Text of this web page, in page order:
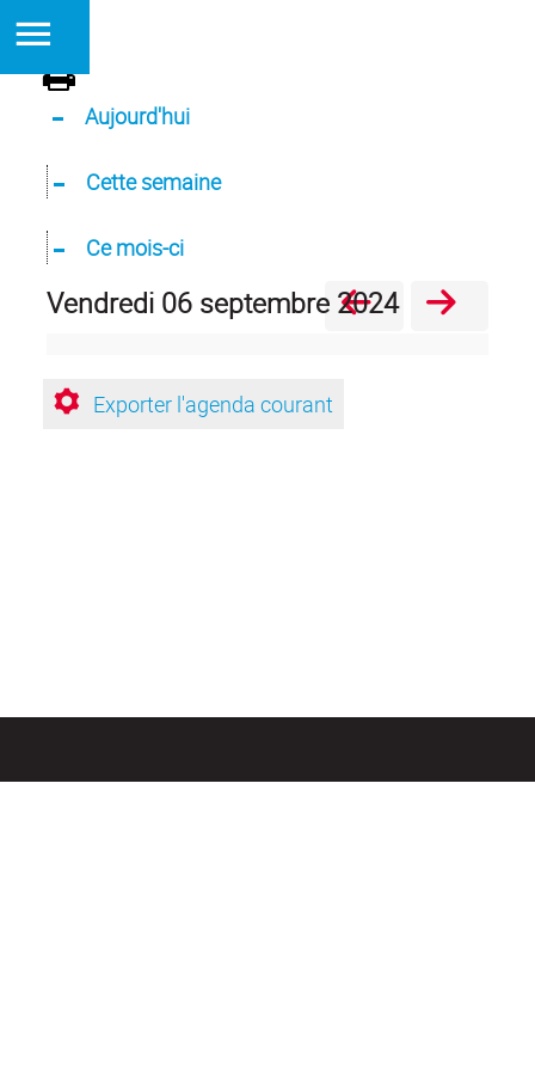
Aujourd'hui
Cette semaine
Ce mois-ci
vendredi 06 septembre 2024
Exporter l'agenda courant